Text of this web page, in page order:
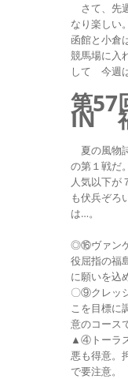
さて、先
なり楽しい
函館と小倉
競馬場に入
して 今週
第57
IN
夏の風物
の第１戦だ
人気以下が
も伏兵ぞろ
は…。
◎⑯ヴァ
役屈指の福
に願いを込
〇⑨クレ
こを目標に
意のコース
▲④トー
悪も得意。
で要注意。